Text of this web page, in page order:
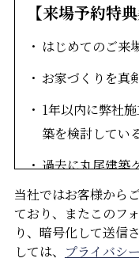
【来場予約特典
はじめてのご来
お家づくりを真
1年以内に弊社
築を検討してい
過去に丸尾建築
をご請求されて
ホームページの
こと
当社ではお客様から
ており、またこのフ
り、暗号化して送信
しては、 プライバシ